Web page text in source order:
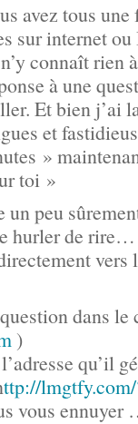
avez tous
sur internet
connaît rien
à une
Et bien
et
»
toi »
un peu
hurler de
dans
)
qu’il
ttp://
vous ennuyer